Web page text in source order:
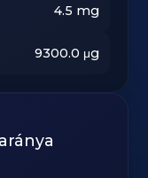
4.5 mg
9300.0 μg